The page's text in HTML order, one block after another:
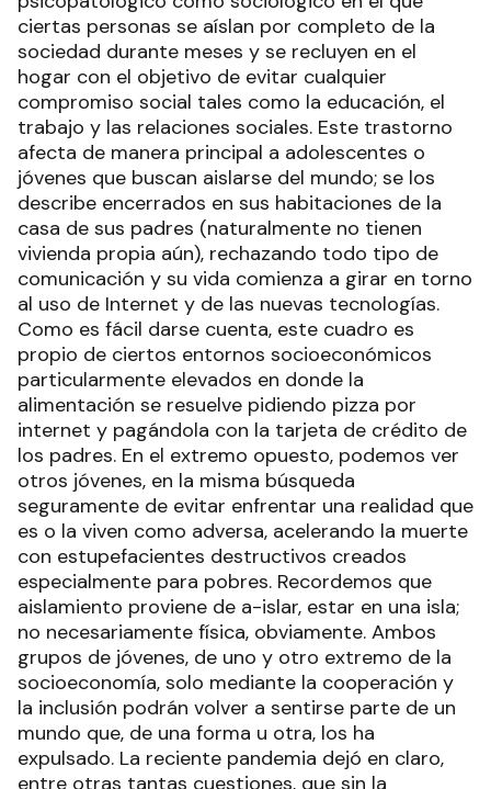
ciertas personas se aíslan por completo de la
sociedad durante meses y se recluyen en el
hogar con el objetivo de evitar cualquier
compromiso social tales como la educación, el
trabajo y las relaciones sociales. Este trastorno
afecta de manera principal a adolescentes o
jóvenes que buscan aislarse del mundo; se los
describe encerrados en sus habitaciones de la
casa de sus padres (naturalmente no tienen
vivienda propia aún), rechazando todo tipo de
comunicación y su vida comienza a girar en torno
al uso de Internet y de las nuevas tecnologías.
Como es fácil darse cuenta, este cuadro es
propio de ciertos entornos socioeconómicos
particularmente elevados en donde la
alimentación se resuelve pidiendo pizza por
internet y pagándola con la tarjeta de crédito de
los padres. En el extremo opuesto, podemos ver
otros jóvenes, en la misma búsqueda
seguramente de evitar enfrentar una realidad que
es o la viven como adversa, acelerando la muerte
con estupefacientes destructivos creados
especialmente para pobres. Recordemos que
aislamiento proviene de a-islar, estar en una isla;
no necesariamente física, obviamente. Ambos
grupos de jóvenes, de uno y otro extremo de la
socioeconomía, solo mediante la cooperación y
la inclusión podrán volver a sentirse parte de un
mundo que, de una forma u otra, los ha
expulsado. La reciente pandemia dejó en claro,
entre otras tantas cuestiones, que sin la